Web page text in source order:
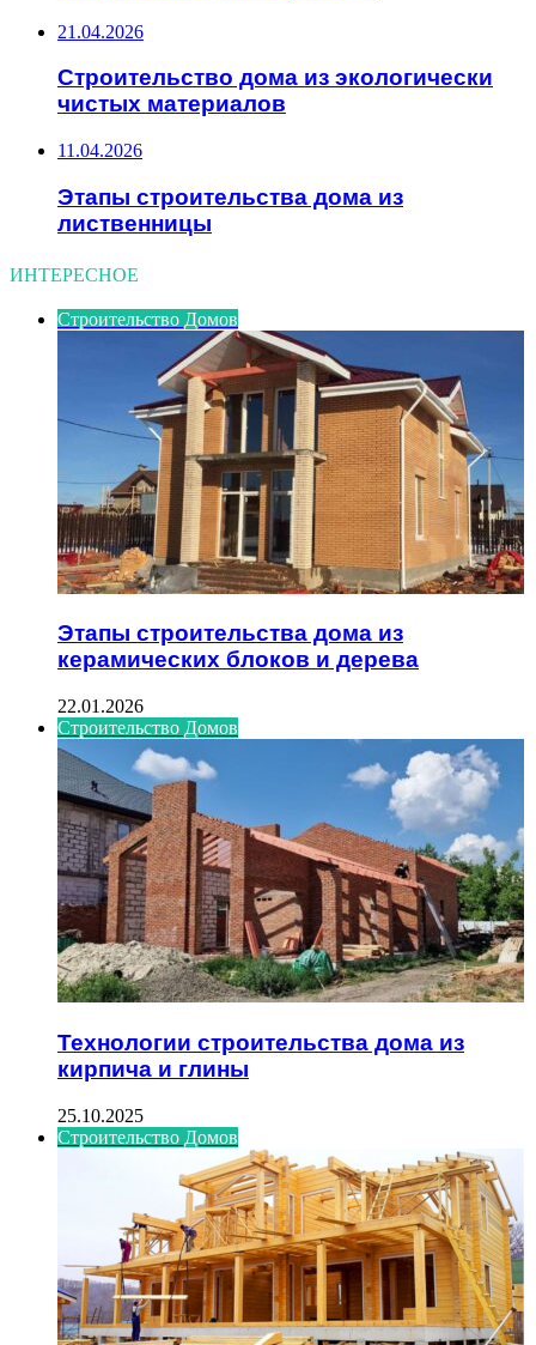
21.04.2026
Строительство дома из экологически
чистых материалов
11.04.2026
Этапы строительства дома из
лиственницы
ИНТЕРЕСНОЕ
Строительство Домов
Этапы строительства дома из
керамических блоков и дерева
22.01.2026
Строительство Домов
Технологии строительства дома из
кирпича и глины
25.10.2025
Строительство Домов